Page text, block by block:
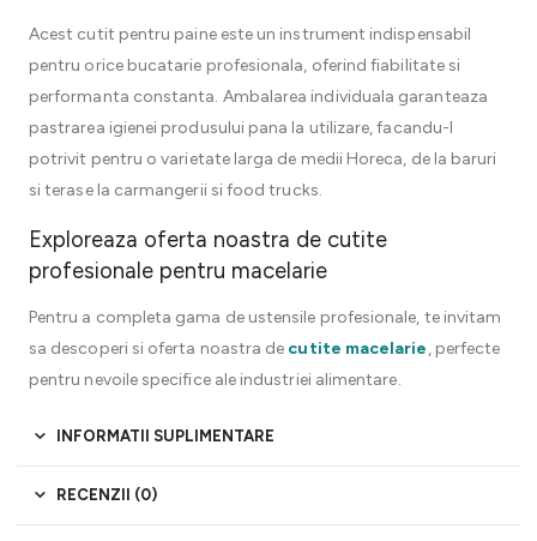
Acest cutit pentru paine este un instrument indispensabil
pentru orice bucatarie profesionala, oferind fiabilitate si
performanta constanta. Ambalarea individuala garanteaza
pastrarea igienei produsului pana la utilizare, facandu-l
potrivit pentru o varietate larga de medii Horeca, de la baruri
si terase la carmangerii si food trucks.
Exploreaza oferta noastra de cutite
profesionale pentru macelarie
Pentru a completa gama de ustensile profesionale, te invitam
sa descoperi si oferta noastra de cutite macelarie, perfecte
pentru nevoile specifice ale industriei alimentare.
INFORMATII SUPLIMENTARE
RECENZII (0)